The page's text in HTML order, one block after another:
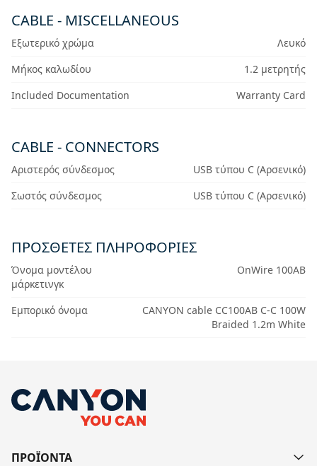
CABLE - MISCELLANEOUS
Εξωτερικό χρώμα
Λευκό
Μήκος καλωδίου
1.2 μετρητής
Included Documentation
Warranty Card
CABLE - CONNECTORS
Αριστερός σύνδεσμος
USB τύπου C (Αρσενικό)
Σωστός σύνδεσμος
USB τύπου C (Αρσενικό)
ΠΡΟΣΘΕΤΕΣ ΠΛΗΡΟΦΟΡΙΕΣ
Όνομα μοντέλου
μάρκετινγκ
OnWire 100AB
Εμπορικό όνομα
CANYON cable CC100AB C-C 100W
Braided 1.2m White
ΠΡΟΪΟΝΤΑ